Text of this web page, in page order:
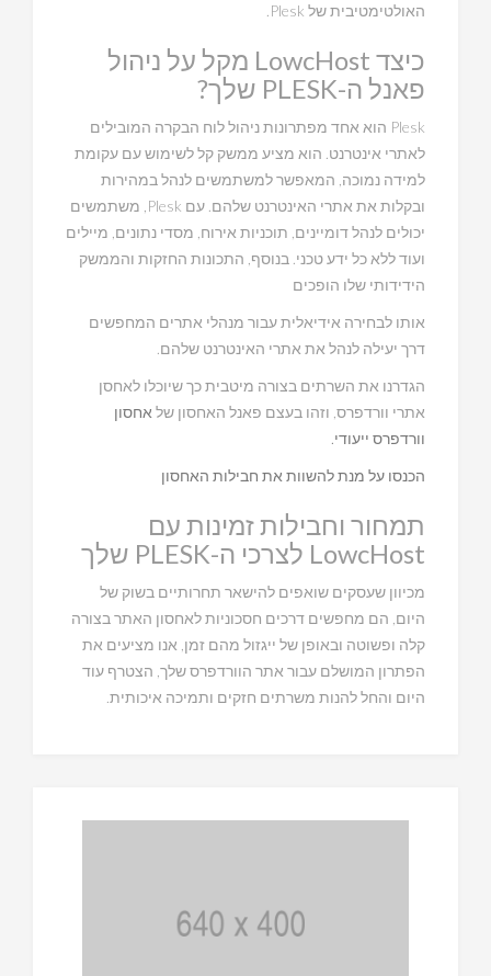
האולטימטיבית של Plesk.
כיצד LowcHost מקל על ניהול
פאנל ה-PLESK שלך?
Plesk הוא אחד מפתרונות ניהול לוח הבקרה המובילים
לאתרי אינטרנט. הוא מציע ממשק קל לשימוש עם עקומת
למידה נמוכה, המאפשר למשתמשים לנהל במהירות
ובקלות את אתרי האינטרנט שלהם. עם Plesk, משתמשים
יכולים לנהל דומיינים, תוכניות אירוח, מסדי נתונים, מיילים
ועוד ללא כל ידע טכני. בנוסף, התכונות החזקות והממשק
הידידותי שלו הופכים
אותו לבחירה אידיאלית עבור מנהלי אתרים המחפשים
דרך יעילה לנהל את אתרי האינטרנט שלהם.
הגדרנו את השרתים בצורה מיטבית כך שיוכלו לאחסן
אתרי וורדפרס, וזהו בעצם פאנל האחסון של אחסון
וורדפרס ייעודי.
הכנסו על מנת להשוות את חבילות האחסון
תמחור וחבילות זמינות עם
LowcHost לצרכי ה-PLESK שלך
מכיוון שעסקים שואפים להישאר תחרותיים בשוק של
היום, הם מחפשים דרכים חסכוניות לאחסון האתר בצורה
קלה ופשוטה ובאופן של ייגזול מהם זמן, אנו מציעים את
הפתרון המושלם עבור אתר הוורדפרס שלך, הצטרף עוד
היום והחל להנות משרתים חזקים ותמיכה איכותית.